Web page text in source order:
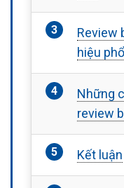
Review
hiệu
Những
review
Kết luận